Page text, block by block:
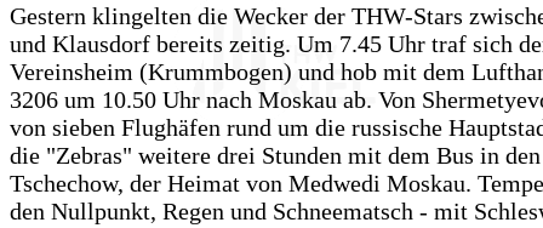
Gestern klingelten die Wecker der THW-Stars
und Klausdorf bereits zeitig. Um 7.45 Uhr traf sich
Vereinsheim (Krummbogen) und hob mit dem
3206 um 10.50 Uhr nach Moskau ab. Von
von sieben Flughäfen rund um die russische
die "Zebras" weitere drei Stunden mit dem Bus in
Tschechow, der Heimat von Medwedi Moskau.
den Nullpunkt, Regen und Schneematsch - mit